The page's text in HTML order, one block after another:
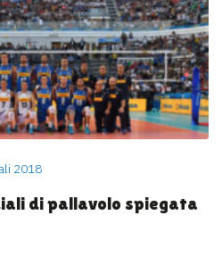
2018
di pallavolo spiegata